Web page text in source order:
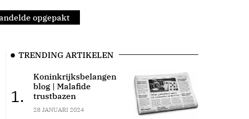
opgepakt
TRENDING ARTIKELEN
1.
Koninkrijksbelangen
blog | Malafide
trustbazen
28 JANUARI 2024